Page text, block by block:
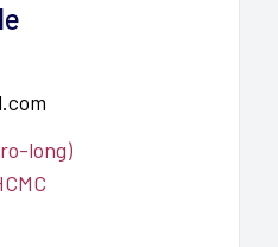
long)